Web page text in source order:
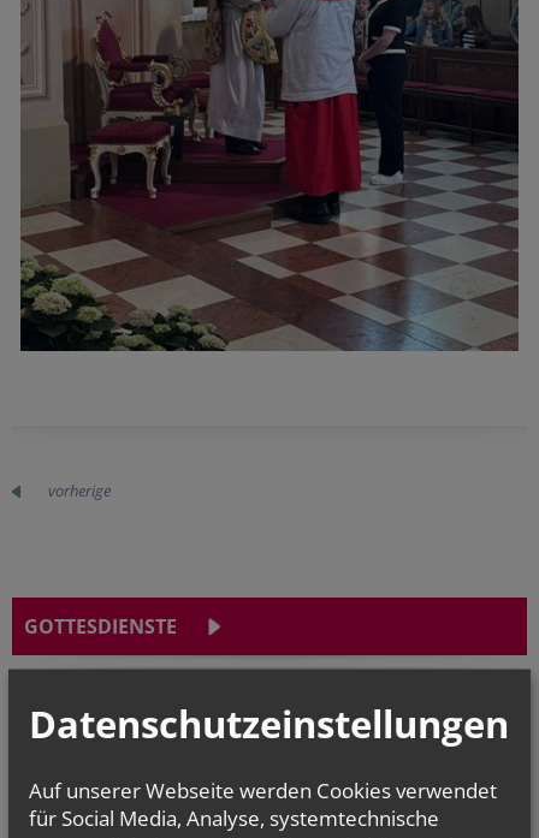
vorherige
GOTTESDIENSTE
Fr.., 28. August 2026 18:00
So.., 30. August 2026 09:30
FF-Messe in Neustift
Datenschutzeinstellungen
Auf unserer Webseite werden Cookies verwendet
für Social Media, Analyse, systemtechnische